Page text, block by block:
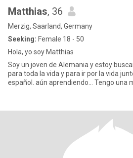
Matthias, 36
Merzig, Saarland, Germany
Seeking: Female 18 - 50
Hola, yo soy Matthias
Soy un joven de Alemania y estoy
para toda la vida y para ir por la vida
español. aún aprendiendo... Tengo una